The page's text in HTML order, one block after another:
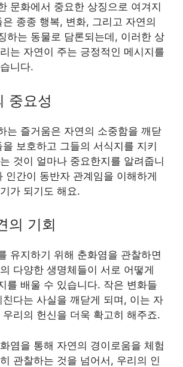
문화에서 중요한 상징으로 여겨지
종종 행복, 변화, 그리고 자연의
하는 동물로 담론되는데, 이러한 상
는 자연이 주는 긍정적인 메시지를
니다.
중요성
는 즐거움은 자연의 소중함을 깨닫
보호하고 그들의 서식지를 지키
것이 얼마나 중요한지를 알려줍니
인간이 동반자 관계임을 이해하게
가 되기도 해요.
의 기회
유지하기 위해 춘화염을 관찰하면
다양한 생명체들이 서로 어떻게
를 배울 수 있습니다. 작은 변화들
다는 사실을 깨닫게 되며, 이는 자
리의 헌신을 더욱 확고히 해주죠.
염을 통해 자연의 경이로움을 체험
관찰하는 것을 넘어서, 우리의 인